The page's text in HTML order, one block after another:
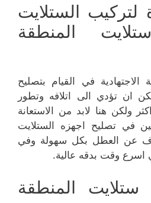
الستلايت
المنطقة
الاجتهادية في القيام بتصليح
ان تؤدي الى اتلافه وتطور
ولكن هنا لابد من الاستعانة
في تصليح اجهزه الستلايت
عن العطل بكل سهولة وفي
وقت بدقه عالية.
المنطقة